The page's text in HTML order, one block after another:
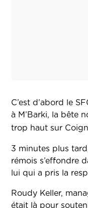
C’est d’abord le
à M’Barki, la bête
trop haut sur
3 minutes plus
rémois s’effondre
lui qui a pris la
Roudy Keller,
était là pour